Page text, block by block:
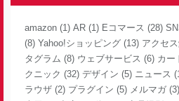
amazon (1) AR (1) Eコマース (28)
(8) Yahoo!ショッピング (13) アクセ
タグラム (8) ウェブサービス (6) カー
クニック (32) デザイン (5) ニュース
ラウザ (2) プラグイン (5) メルマガ (3)